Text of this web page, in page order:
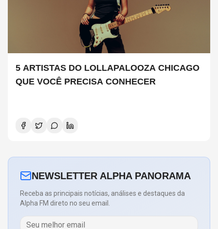
5 ARTISTAS DO LOLLAPALOOZA CHICAGO
QUE VOCÊ PRECISA CONHECER
NEWSLETTER ALPHA PANORAMA
Receba as principais notícias, análises e destaques da
Alpha FM direto no seu email.